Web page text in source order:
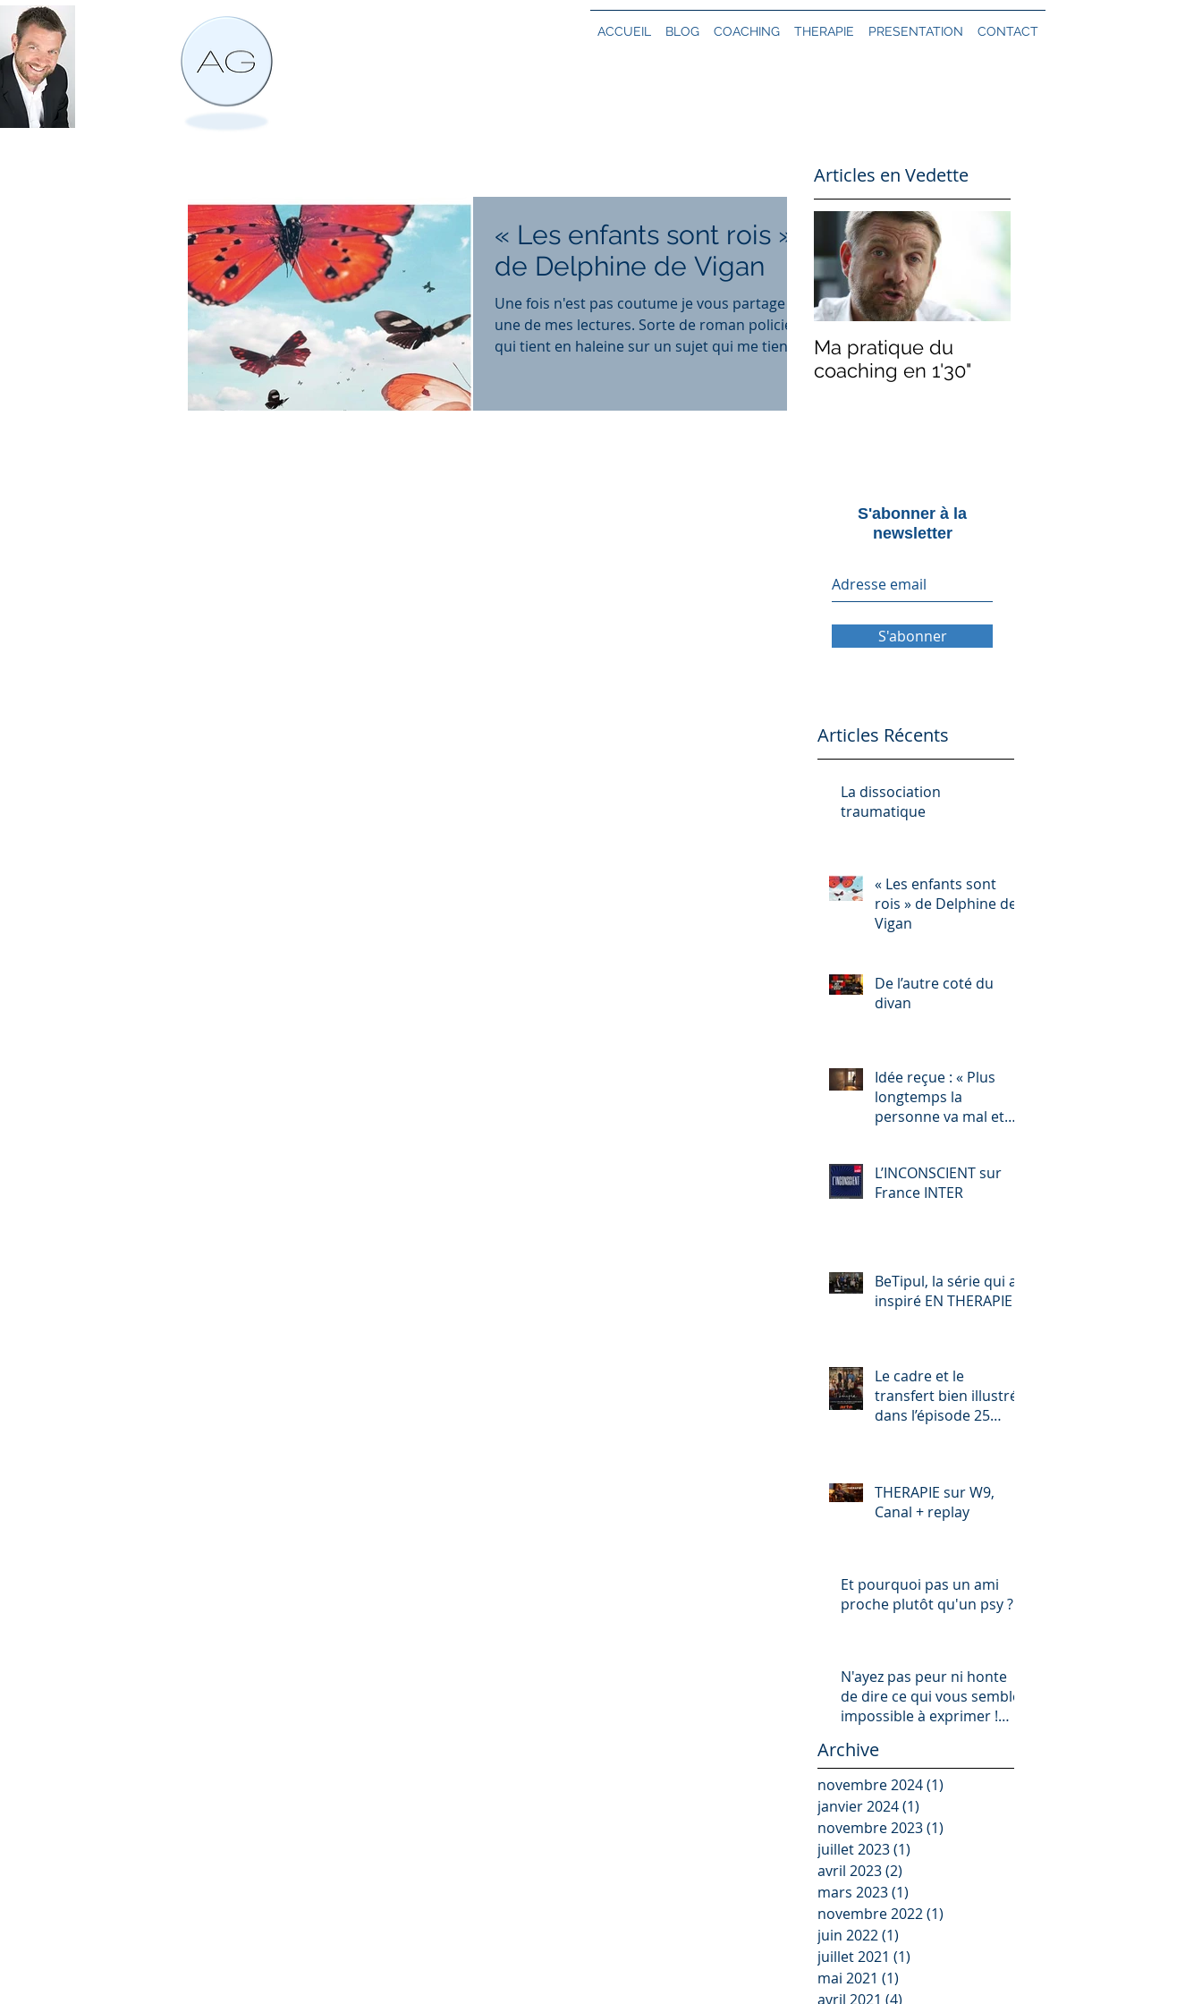
ACCUEIL BLOG COACHING THERAPIE PRESENTATION CONTACT
Articles en Vedette
« Les enfants sont rois »
de Delphine de Vigan
Une fois n'est pas coutume je vous partage
une de mes lectures. Sorte de roman policier
qui tient en haleine sur un sujet qui me tient
Ma pratique du
coaching en 1'30"
S'abonner à la
newsletter
S'abonner
Articles Récents
La dissociation
traumatique
« Les enfants sont
rois » de Delphine de
Vigan
De l’autre coté du
divan
Idée reçue : « Plus
longtemps la
personne va mal et
! »
L’INCONSCIENT sur
France INTER
BeTipul, la série qui a
inspiré EN THERAPIE
Le cadre et le
transfert bien illustrés
dans l’épisode 25
THERAPIE sur W9,
Canal + replay
Et pourquoi pas un ami
proche plutôt qu'un psy ?
N'ayez pas peur ni honte
de dire ce qui vous semble
impossible à exprimer !
Archive
novembre 2024(1)
janvier 2024(1)
novembre 2023(1)
juillet 2023(1)
avril 2023(2)
mars 2023(1)
novembre 2022(1)
juin 2022(1)
juillet 2021 (1)
mai 2021 (1)
avril 2021 (4)